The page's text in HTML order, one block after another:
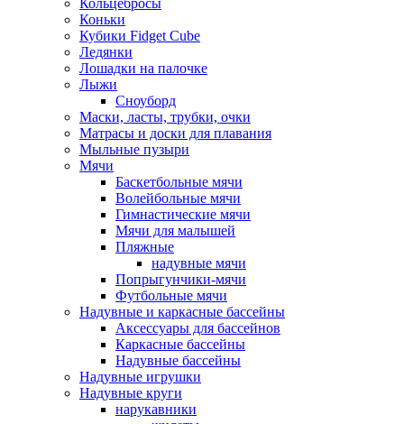
Кольцебросы
Коньки
Кубики Fidget Cube
Ледянки
Лошадки на палочке
Лыжи
Сноуборд
Маски, ласты, трубки, очки
Матрасы и доски для плавания
Мыльные пузыри
Мячи
Баскетбольные мячи
Волейбольные мячи
Гимнастические мячи
Мячи для малышей
Пляжные
надувные мячи
Попрыгунчики-мячи
Футбольные мячи
Надувные и каркасные бассейны
Аксессуары для бассейнов
Каркасные бассейны
Надувные бассейны
Надувные игрушки
Надувные круги
нарукавники